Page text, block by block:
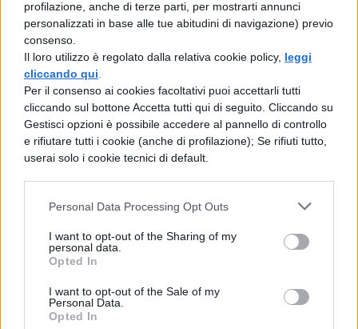
profilazione, anche di terze parti, per mostrarti annunci
personalizzati in base alle tue abitudini di navigazione) previo
consenso.
Il loro utilizzo è regolato dalla relativa cookie policy, leggi
cliccando qui
Per il consenso ai cookies facoltativi puoi accettarli tutti
cliccando sul bottone Accetta tutti qui di seguito. Cliccando su
Gestisci opzioni è possibile accedere al pannello di controllo
e rifiutare tutti i cookie (anche di profilazione); Se rifiuti tutto,
userai solo i cookie tecnici di default.
Personal Data Processing Opt Outs
I want to opt-out of the Sharing of my
personal data.
Opted In
I want to opt-out of the Sale of my
Personal Data.
Opted In
PERIODO CLASSICO
De Bello Gallico, Libro 3 - Par. 25
PERIODO CLASSICO
De Bello Gallico, Libro 4 - Par. 12
PERIODO CLASSICO
PERIODO CLASSICO
De Bello Gallico, Libro 5 - Par. 6